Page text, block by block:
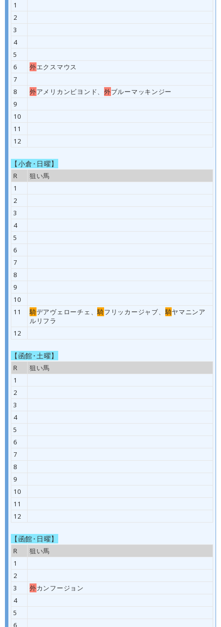
1
2
3
4
5
6
外エクスマウス
7
8
外アメリカンビヨンド、 外ブルーマッキンジー
9
10
11
12
【小倉･日曜】
R
狙い馬
1
2
3
4
5
6
7
8
9
10
11
騎デアヴェローチェ、騎フリッカージャブ、騎ヤマニンア
ルリフラ
12
【函館･土曜】
R
狙い馬
1
2
3
4
5
6
7
8
9
10
11
12
【函館･日曜】
R
狙い馬
1
2
3
外カンフージョン
4
5
6